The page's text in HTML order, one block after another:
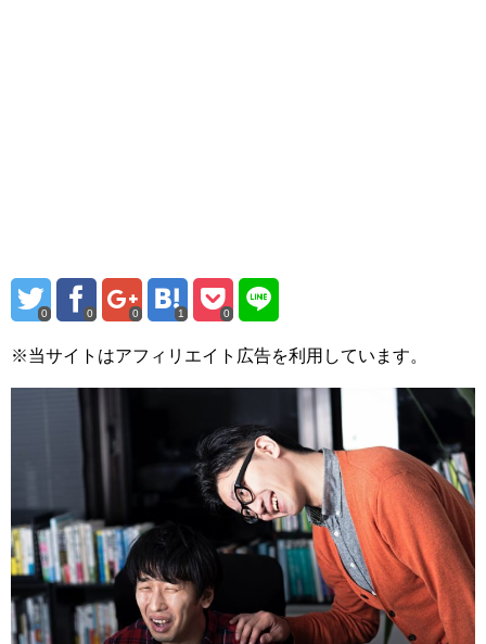
0 0 0 1 0
※当サイトはアフィリエイト広告を利用しています。